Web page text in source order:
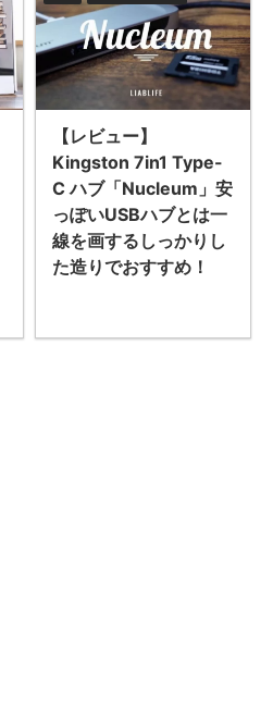
【レビュー】
Kingston 7in1 Type-
C ハブ「Nucleum」安
っぽいUSBハブとは一
線を画するしっかりし
た造りでおすすめ！